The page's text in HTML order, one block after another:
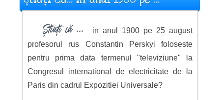
Știați că ...
in anul 1900 pe 25 august
profesorul rus Constantin Perskyi foloseste
pentru prima data termenul "televiziune" la
Congresul international de electricitate de la
Paris din cadrul Expozitiei Universale?